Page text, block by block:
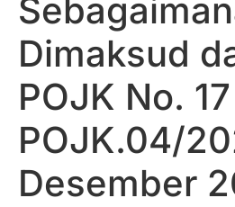
Dimaksud
POJK No. 17
POJK.04/
Desember